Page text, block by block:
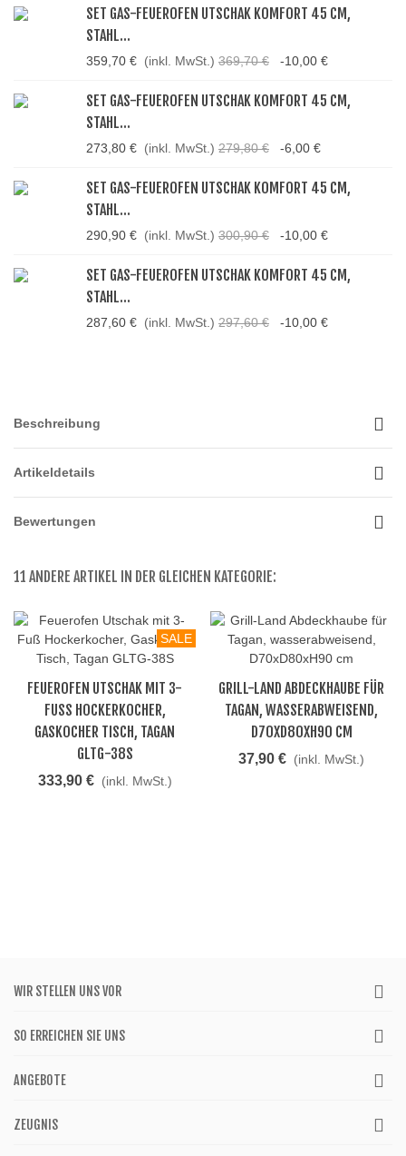
SET GAS-FEUEROFEN UTSCHAK KOMFORT 45 CM,
STAHL...
359,70 € (inkl. MwSt.) 369,70 € -10,00 €
SET GAS-FEUEROFEN UTSCHAK KOMFORT 45 CM,
STAHL...
273,80 € (inkl. MwSt.) 279,80 € -6,00 €
SET GAS-FEUEROFEN UTSCHAK KOMFORT 45 CM,
STAHL...
290,90 € (inkl. MwSt.) 300,90 € -10,00 €
SET GAS-FEUEROFEN UTSCHAK KOMFORT 45 CM,
STAHL...
287,60 € (inkl. MwSt.) 297,60 € -10,00 €
Beschreibung
Artikeldetails
Bewertungen
11 ANDERE ARTIKEL IN DER GLEICHEN KATEGORIE:
SALE
FEUEROFEN UTSCHAK MIT 3-
FUSS HOCKERKOCHER, G
ASKOCHER TISCH, TAGAN G
LTG-38S
333,90 € (inkl. MwSt.)
GRILL-LAND ABDECKHAUBE FÜR
TAGAN, WASSERABWEISEND,
D70XD80XH90 CM
37,90 € (inkl. MwSt.)
WIR STELLEN UNS VOR
SO ERREICHEN SIE UNS
ANGEBOTE
ZEUGNIS